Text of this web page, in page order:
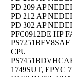
PD 209 AP
PD 212 AP
PD 302 AP
PFC0912DE HP
CPU
1749SUT, EPYC